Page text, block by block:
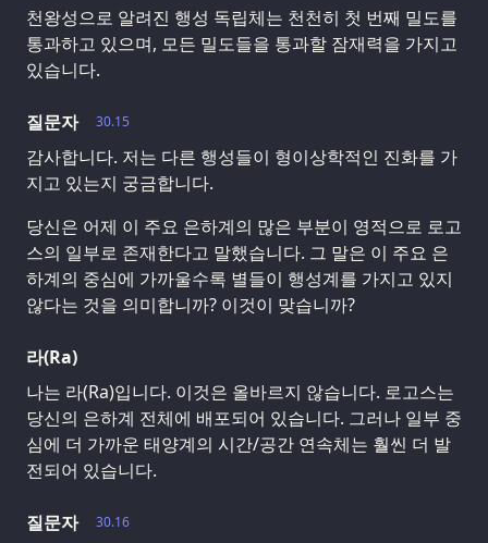
천왕성으로 알려진 행성 독립체는 천천히 첫 번째 밀도를
통과하고 있으며, 모든 밀도들을 통과할 잠재력을 가지고
있습니다.
30.15
질문자
감사합니다. 저는 다른 행성들이 형이상학적인 진화를 가
지고 있는지 궁금합니다.
당신은 어제 이 주요 은하계의 많은 부분이 영적으로 로고
스의 일부로 존재한다고 말했습니다. 그 말은 이 주요 은
하계의 중심에 가까울수록 별들이 행성계를 가지고 있지
않다는 것을 의미합니까? 이것이 맞습니까?
라(Ra)
나는 라(Ra)입니다. 이것은 올바르지 않습니다. 로고스는
당신의 은하계 전체에 배포되어 있습니다. 그러나 일부 중
심에 더 가까운 태양계의 시간/공간 연속체는 훨씬 더 발
전되어 있습니다.
30.16
질문자